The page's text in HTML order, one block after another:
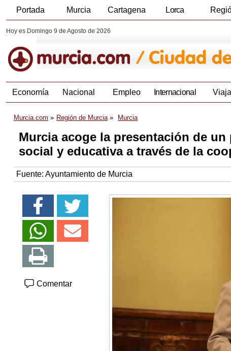
Portada Murcia Cartagena Lorca
Hoy es Domingo 9 de Agosto de 2026
Economía Nacional Empleo Internacional
Murcia.com Región de Murcia Murcia
Murcia acoge la presentación de
social y educativa a través de la
Fuente: Ayuntamiento de Murcia
Comentar